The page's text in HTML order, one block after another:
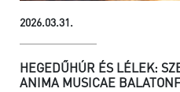
2026.03.31.
HEGEDŰHÚR ÉS LÉLEK:
ANIMA MUSICAE